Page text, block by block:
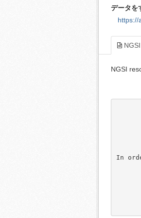
データを
https://
NGSI
NGSI